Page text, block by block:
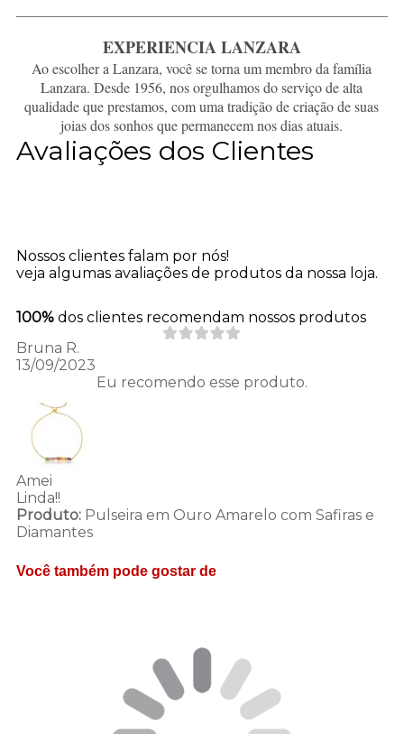
EXPERIENCIA LANZARA
Ao escolher a Lanzara, você se torna um membro da família
Lanzara. Desde 1956, nos orgulhamos do serviço de alta
qualidade que prestamos, com uma tradição de criação de suas
joias dos sonhos que permanecem nos dias atuais.
Avaliações dos Clientes
Nossos clientes falam por nós!
veja algumas avaliações de produtos da nossa loja.
100% dos clientes recomendam nossos produtos
Bruna R.
13/09/2023
Eu recomendo esse produto.
Amei
Linda!!
Produto:Pulseira em Ouro Amarelo com Safiras e
Diamantes
Você também pode gostar de